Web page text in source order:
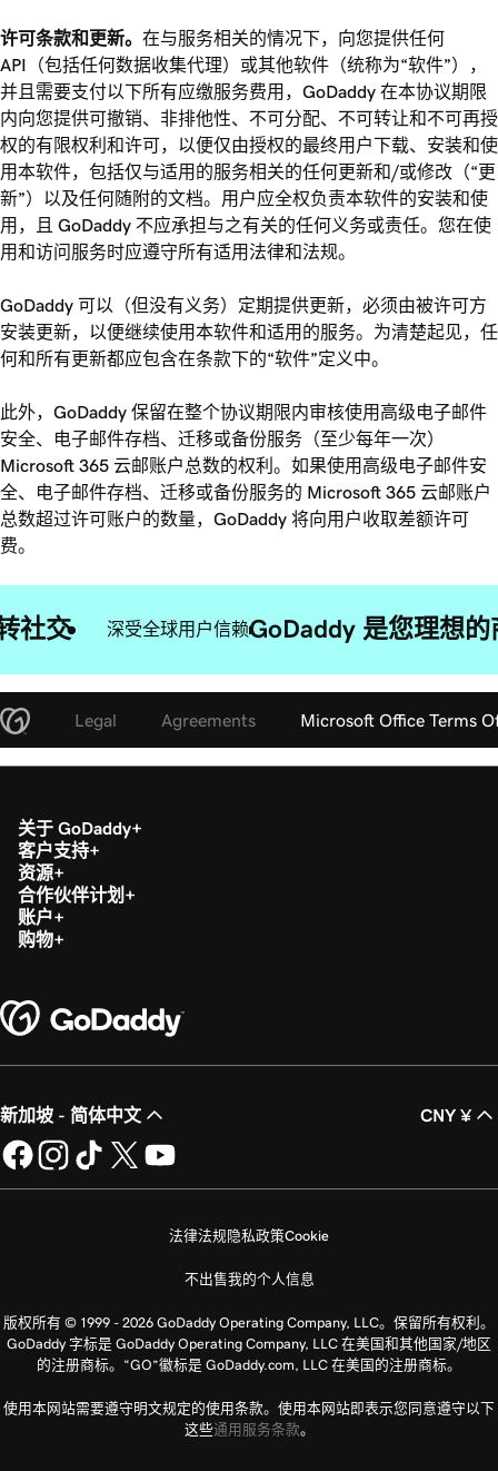
许可条款和更新。 在与服务相关的情况下，向您提供任何
API（包括任何数据收集代理）或其他软件（统称为“软件”），
并且需要支付以下所有应缴服务费用，GoDaddy 在本协议期限
内向您提供可撤销、非排他性、不可分配、不可转让和不可再授
权的有限权利和许可，以便仅由授权的最终用户下载、安装和使
用本软件，包括仅与适用的服务相关的任何更新和/或修改（“更
新”）以及任何随附的文档。用户应全权负责本软件的安装和使
用，且 GoDaddy 不应承担与之有关的任何义务或责任。您在使
用和访问服务时应遵守所有适用法律和法规。
GoDaddy 可以（但没有义务）定期提供更新，必须由被许可方
安装更新，以便继续使用本软件和适用的服务。为清楚起见，任
何和所有更新都应包含在条款下的“软件”定义中。
此外，GoDaddy 保留在整个协议期限内审核使用高级电子邮件
安全、电子邮件存档、迁移或备份服务（至少每年一次）
Microsoft 365 云邮账户总数的权利。如果使用高级电子邮件安
全、电子邮件存档、迁移或备份服务的 Microsoft 365 云邮账户
总数超过许可账户的数量，GoDaddy 将向用户收取差额许可
费。
社交 深受全球用户信赖GoDaddy 是您理想
Legal Agreements Microsoft Office Terms
关于 GoDaddy
客户支持
资源
合作伙伴计划
账户
购物
新加坡 - 简体中文 CNY ¥
法律法规 隐私政策Cookie
不出售我的个人信息
版权所有 © 1999 - 2026 GoDaddy Operating Company, LLC。保留所有权利。
GoDaddy 字标是 GoDaddy Operating Company, LLC 在美国和其他国家/地区
的注册商标。“GO”徽标是 GoDaddy.com, LLC 在美国的注册商标。
使用本网站需要遵守明文规定的使用条款。使用本网站即表示您同意遵守以下
这些通用服务条款。